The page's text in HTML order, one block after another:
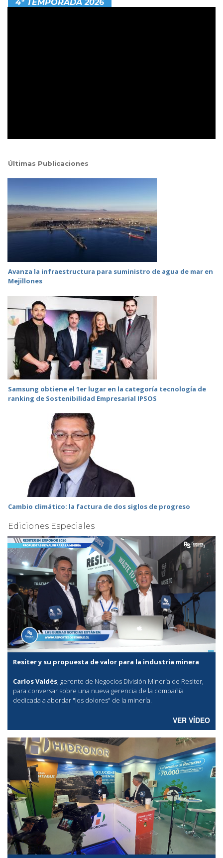
4ª TEMPORADA 2026
Últimas Publicaciones
Avanza la infraestructura para suministro de agua de mar en
Mejillones
Samsung obtiene el 1er lugar en la categoría tecnología de
ranking de Sostenibilidad Empresarial IPSOS
Cambio climático: la factura de dos siglos de progreso
Ediciones Especiales
Resiter y su propuesta de valor para la industria minera
Carlos Valdés, gerente de Negocios División Minería de Resiter,
para conversar sobre una nueva gerencia de la compañía
dedicada a abordar "los dolores" de la minería.
VER VÍDEO